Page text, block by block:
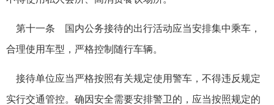
第十一条 国内公务接待的出行活动应当安排集中乘车，
合理使用车型，严格控制随行车辆。
接待单位应当严格按照有关规定使用警车，不得违反规定
实行交通管控。确因安全需要安排警卫的，应当按照规定的